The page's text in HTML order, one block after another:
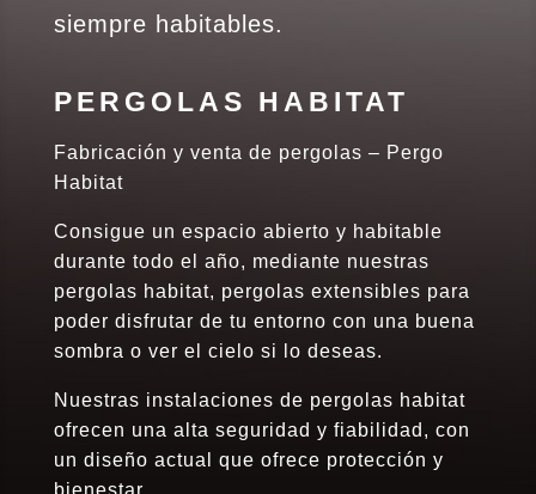
siempre habitables.
PERGOLAS HABITAT
Fabricación y venta de pergolas – Pergo
Habitat
Consigue un espacio abierto y habitable
durante todo el año, mediante nuestras
pergolas habitat, pergolas extensibles para
poder disfrutar de tu entorno con una buena
sombra o ver el cielo si lo deseas.
Nuestras instalaciones de pergolas habitat
ofrecen una alta seguridad y fiabilidad, con
un diseño actual que ofrece protección y
bienestar.